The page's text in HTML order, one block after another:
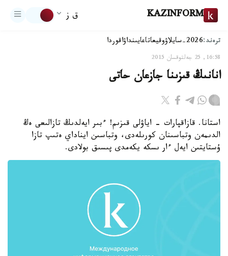
KAZINFORM ق ز
ترەند:2026-سايلاۋ وقيعاتاعايىنداۋاقوردا
16:58, 25 جەلتوقسان 2015
انانىڭ قىزىنا جازعان حاتى
استانا. قازاقپارات - اياۋلى قىزىم! ءبىر ايەلدىڭ تازالىعى ەڭ
الدىمەن وتباسىنان كورىلەدى، وتباسىن ايناداي ەتىپ تازا
ۇستايتىن ايەل ءار ىسكە يكەمدى پىسىق بولادى.